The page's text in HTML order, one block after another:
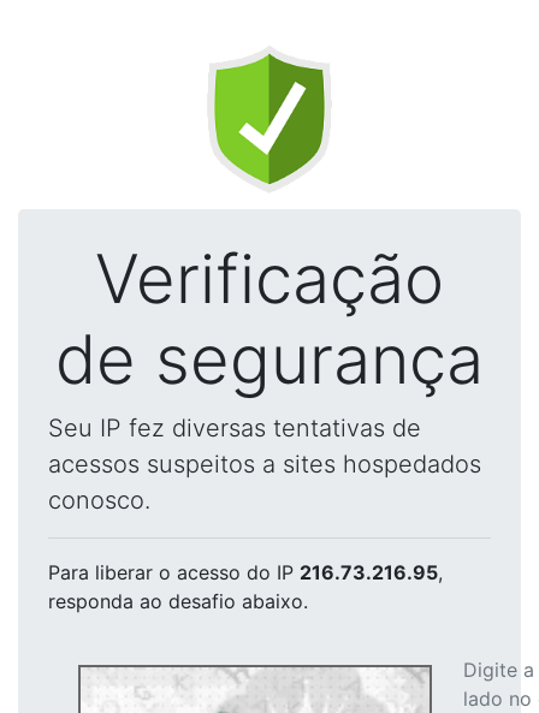
Verificação
de segurança
Seu IP fez diversas tentativas de
acessos suspeitos a sites hospedados
conosco.
Para liberar o acesso do IP 216.73.216.95,
responda ao desafio abaixo.
Digite
lado no